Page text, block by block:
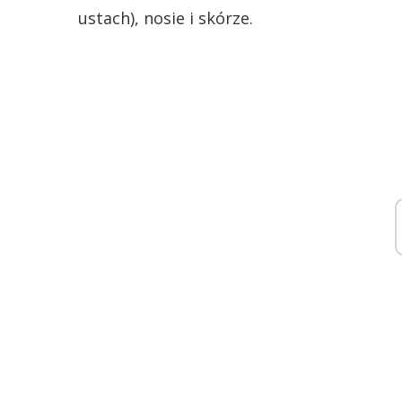
ustach), nosie i skórze.